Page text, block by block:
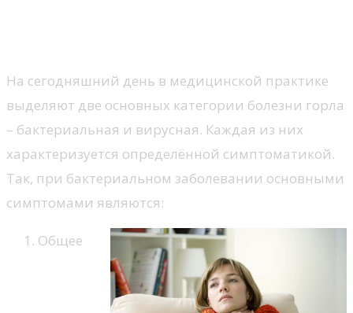
На сегодняшний день в медицинской практике
выделяют две основных категории болезни горла
– бактериальная и вирусная. Каждая из них
характеризуется определённой симптоматикой.
Так, при бактериальном заболевании основными
симптомами являются:
Общее